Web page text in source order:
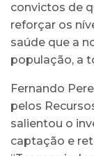
convictos de
reforçar os
saúde que a
população, a
Fernando
pelos
salientou o
captação e